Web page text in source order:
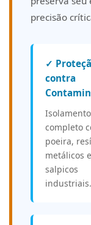
precisão
✓
contra
Isolamento
completo
poeira,
metálicos e
salpicos
industriais.